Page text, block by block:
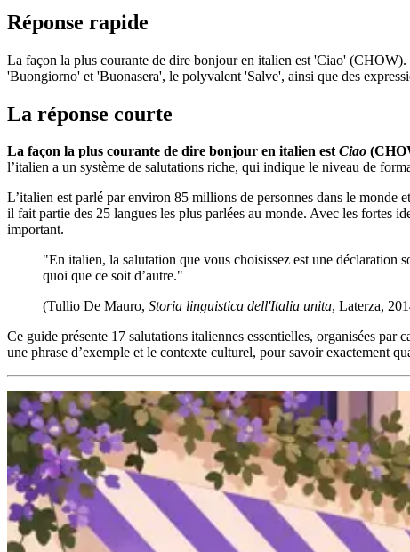
Réponse rapide
La façon la plus courante de dire bonjour en italien est 'Ciao'
'Buongiorno' et 'Buonasera', le polyvalent 'Salve', ainsi que des
La réponse courte
La façon la plus courante de dire bonjour en italien estCiao
l’italien a un système de salutations riche, qui indique le niveau de
L’italien est parlé par environ 85 millions de personnes dans le monde
il fait partie des 25 langues les plus parlées au monde. Avec les fortes
important.
"En italien, la salutation que vous choisissez est une déclaration
quoi que ce soit d’autre."
(Tullio De Mauro, Storia linguistica dell'Italia unita, Laterza,
Ce guide présente 17 salutations italiennes essentielles, organisées
une phrase d’exemple et le contexte culturel, pour savoir exactement